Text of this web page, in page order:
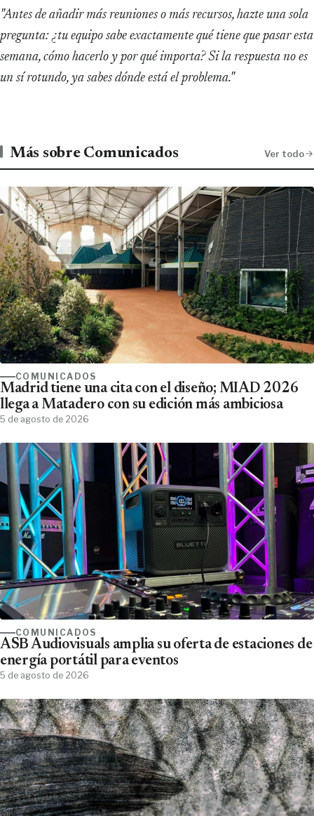
"Antes de añadir más reuniones o más recursos, hazte una sola
pregunta: ¿tu equipo sabe exactamente qué tiene que pasar esta
semana, cómo hacerlo y por qué importa? Si la respuesta no es
un sí rotundo, ya sabes dónde está el problema."
Más sobre Comunicados Ver todo
COMUNICADOS
Madrid tiene una cita con el diseño; MIAD 2026
llega a Matadero con su edición más ambiciosa
5 de agosto de 2026
COMUNICADOS
ASB Audiovisuals amplia su oferta de estaciones de
energía portátil para eventos
5 de agosto de 2026